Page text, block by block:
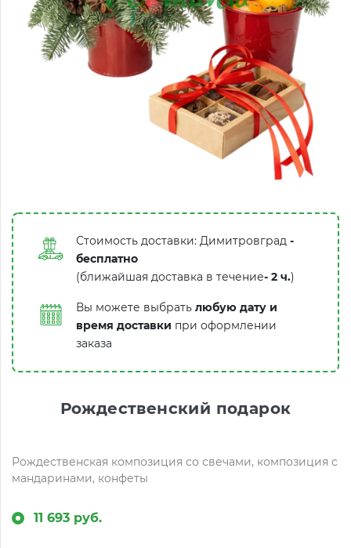
Стоимость доставки: Димитровград -
бесплатно
(ближайшая доставка в течение- 2 ч.)
Вы можете выбрать любую дату и
время доставки при оформлении
заказа
Рождественский подарок
Рождественская композиция со свечами, композиция с
мандаринами, конфеты
11 693 руб.